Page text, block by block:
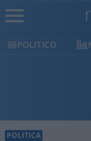
POLITICO
POLITICA